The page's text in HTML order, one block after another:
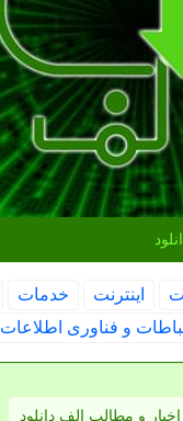
اینترنت خدمات
و فناوری اطلاعات
اخبار و مطالب الف دانلود